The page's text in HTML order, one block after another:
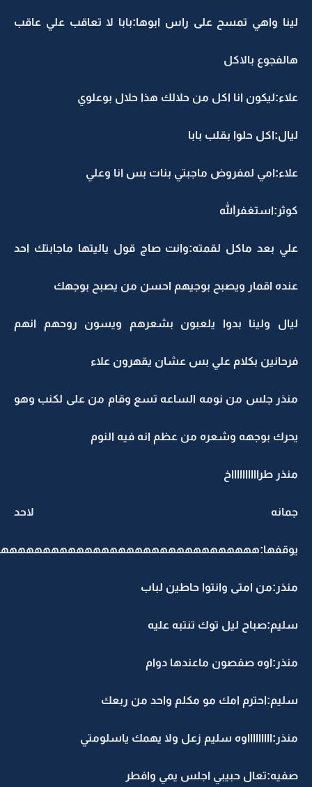
لينا واهي تمسح على راس ابوها:بابا لا تعاقب علي عاقب
هالفجوع بالاكل
علاء:ليكون انا اكل من حلالك هذا حلال بوعلوي
ليال:اكل حلوا بقلب بابا
علاء:امي لمفروض ماجبتي بنات بس انا وعلي
كوثر:استغفرالله
علي بعد ماكل لقمته:وانت صاج قول ياليتها ماجابتك احد
عنده اقمار ويصبح بوجيهم احسن من يصبح بوجهك
ليال ولينا بدوا يلعبون بشعرهم ويسون روحهم انهم
فرحانين بكلام علي بس عشان يقهرون علاء
منذر جلس من نومه الساعه تسع وقام من على لكنب وهو
يحرك بوجهه وشعره من عظم انه فيه النوم
منذر طرااااااااااخ
جمانه لاحد
يوقفها:ههههههههههههههههههههههههههههههههه
منذر:من امتى وانتوا حاطين لباب
سليم:صباح ليل توك تنتبه عليه
منذر:اوه صفصون ماعندها دوام
سليم:احترم امك مو مكلم واحد من ربعك
منذر:اااااااااوه سليم زعل ولا يهمك ياسلومتي
صفيه:تعال حبيبي اجلس يمي وافطر